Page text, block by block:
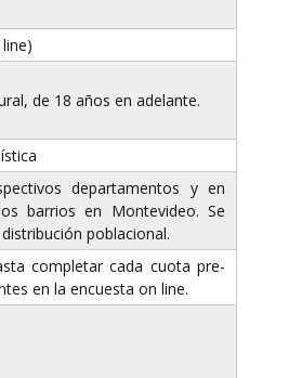
de 18 años en adelante.
departamentos y en
barrios en Montevideo. Se
poblacional.
completar cada cuota pre-
en la encuesta on line.